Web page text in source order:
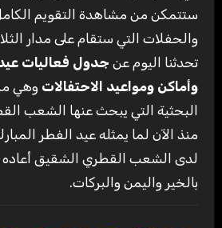
ستتمكن من مشاهدة التقويم
والحفلات التي ستقام على مدار
تحدثنا اليوم عن
وأماكن ومواعيد الاحتفالات وهي
البحثية التي يبحث عنها الشعب
منذ الآن لما يمثله عيد الفطر
لدى الشعب القطري الشقيق أعاده
بالخير واليمن والبركات.